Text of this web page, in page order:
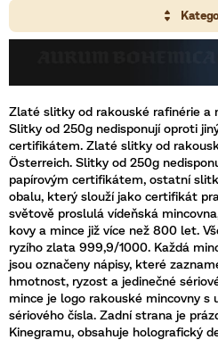
Zlaté slitky od rakouské rafinérie a
Slitky od 250g nedisponují oproti
certifikátem. Zlaté slitky od
Österreich. Slitky od 250g
papírovým certifikátem, ostatní
obalu, který slouží jako certifikát
světově proslulá vídeňská
kovy a mince již více než 800 let.
ryzího zlata 999,9/1000. Každá
jsou označeny nápisy, které
hmotnost, ryzost a jedinečné
mince je logo rakouské mincovny
sériového čísla. Zadní strana je
Kinegramu, obsahuje holografický